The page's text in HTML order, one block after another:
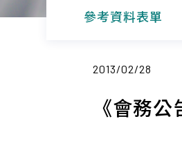
參考資料表單
2013/02/28
《會務